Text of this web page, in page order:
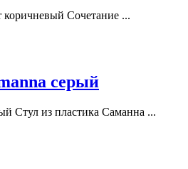
коричневый Сочетание ...
серый
Стул из пластика Саманна ...